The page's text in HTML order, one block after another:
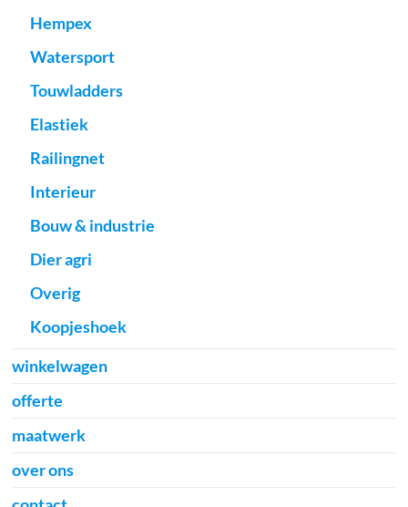
Hempex
Watersport
Touwladders
Elastiek
Railingnet
Interieur
Bouw & industrie
Dier agri
Overig
Koopjeshoek
winkelwagen
offerte
maatwerk
over ons